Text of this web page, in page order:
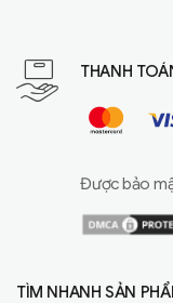
THANH
Được bảo
TÌM NHANH SẢN